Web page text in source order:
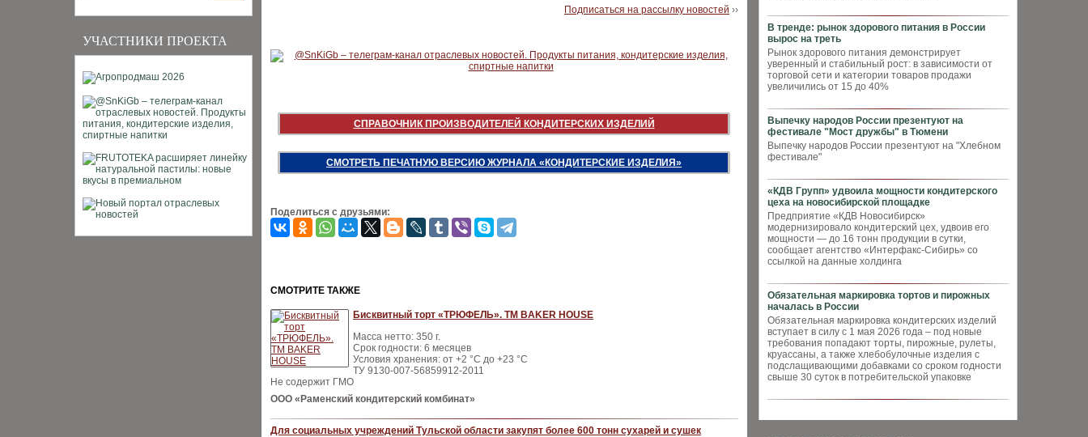
УЧАСТНИКИ ПРОЕКТА
В тренде: рынок здорового питания в России
вырос на треть
Рынок здорового питания демонстрирует
уверенный и стабильный рост: в зависимости от
торговой сети и категории товаров продажи
увеличились от 15 до 40%
Выпечку народов России презентуют на
фестивале "Мост дружбы" в Тюмени
Выпечку народов России презентуют на "Хлебном
фестивале"
«КДВ Групп» удвоила мощности кондитерского
цеха на новосибирской площадке
Предприятие «КДВ Новосибирск»
модернизировало кондитерский цех, удвоив его
мощности — до 16 тонн продукции в сутки,
сообщает агентство «Интерфакс-Сибирь» со
ссылкой на данные холдинга
Обязательная маркировка тортов и пирожных
началась в России
Обязательная маркировка кондитерских изделий
вступает в силу с 1 мая 2026 года – под новые
требования попадают торты, пирожные, рулеты,
круассаны, а также хлебобулочные изделия с
подслащивающими добавками со сроком годности
свыше 30 суток в потребительской упаковке
Подписаться на рассылку новостей ››
СПРАВОЧНИК ПРОИЗВОДИТЕЛЕЙ КОНДИТЕРСКИХ ИЗДЕЛИЙ
СМОТРЕТЬ ПЕЧАТНУЮ ВЕРСИЮ ЖУРНАЛА «КОНДИТЕРСКИЕ ИЗДЕЛИЯ»
Поделиться с друзьями:
CМОТРИТЕ ТАКЖЕ
Бисквитный торт «ТРЮФЕЛЬ». ТМ BAKER HOUSE
Масса нетто: 350 г.
Срок годности: 6 месяцев
Условия хранения: от +2 °С до +23 °С
ТУ 9130-007-56859912-2011
Не содержит ГМО
ООО «Раменский кондитерский комбинат»
Для социальных учреждений Тульской области закупят более 600 тонн сухарей и сушек